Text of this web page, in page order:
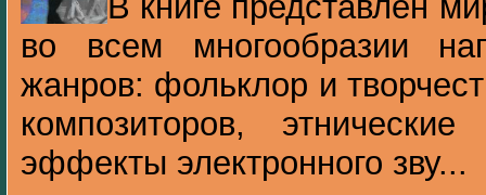
во всем многообразии
жанров: фольклор и
композиторов,
эффекты электронного зву...